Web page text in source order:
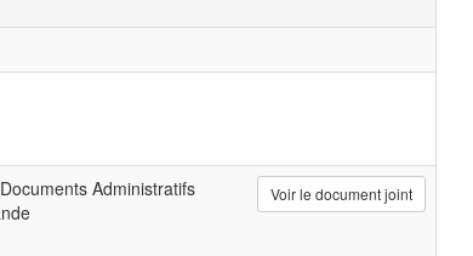
Administratifs
Voir le document joint